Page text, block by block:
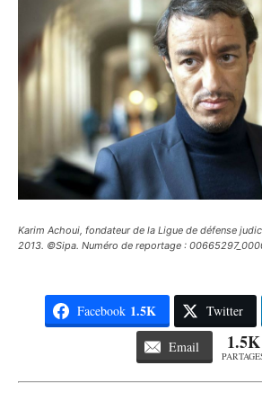
Karim Achoui, fondateur de la Ligue de défense
2013. ©Sipa. Numéro de reportage :
Facebook 1.5K Twitter
Email 1.5K